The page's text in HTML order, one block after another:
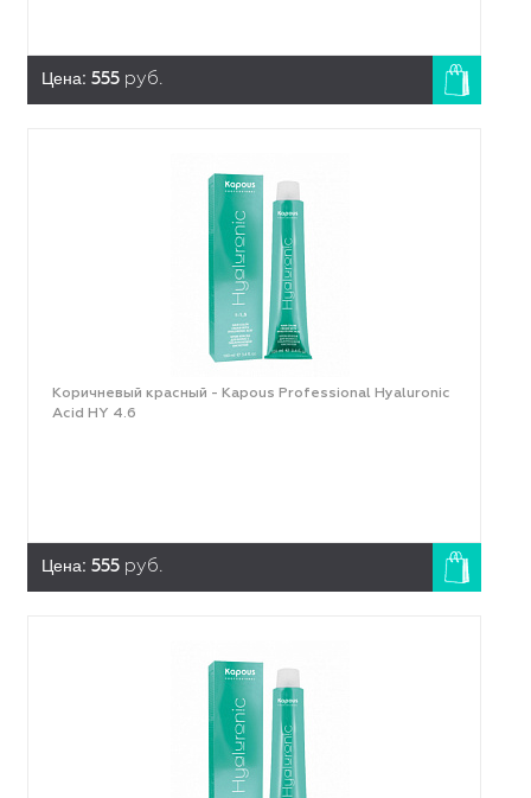
Цена: 555 руб.
Коричневый красный - Kapous Professional Hyaluronic
Acid HY 4.6
Цена: 555 руб.